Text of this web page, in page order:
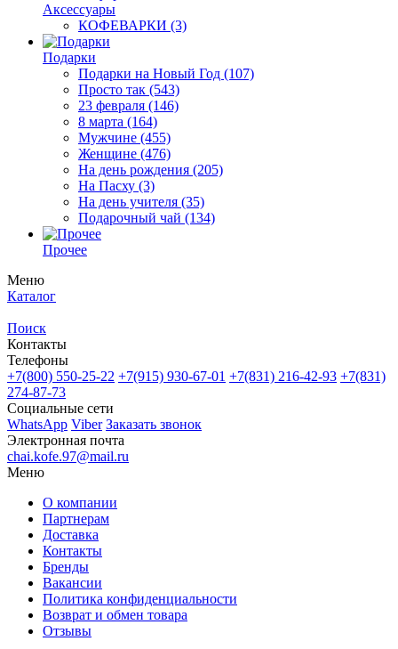
Аксессуары
КОФЕВАРКИ (3)
Подарки
Подарки на Новый Год (107)
Просто так (543)
23 февраля (146)
8 марта (164)
Мужчине (455)
Женщине (476)
На день рождения (205)
На Пасху (3)
На день учителя (35)
Подарочный чай (134)
Прочее
Меню
Каталог
Поиск
Контакты
Телефоны
+7(800) 550-25-22 +7(915) 930-67-01 +7(831) 216-42-93 +7(831)
274-87-73
Социальные сети
WhatsApp Viber Заказать звонок
Электронная почта
chai.kofe.97@mail.ru
Меню
О компании
Партнерам
Доставка
Контакты
Бренды
Вакансии
Политика конфиденциальности
Возврат и обмен товара
Отзывы